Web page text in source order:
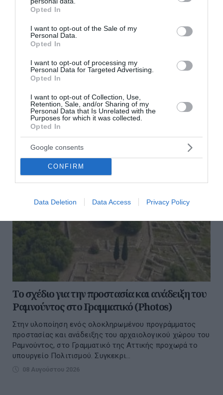
grant or deny consent to Google and its third-party tags to
use your data for below specified purposes in below Google
consent section.
Opted In
I want to opt-out of the Sale of my
Personal Data.
Opted In
I want to opt-out of processing my
Personal Data for Targeted Advertising.
Opted In
I want to opt-out of Collection, Use,
Retention, Sale, and/or Sharing of my
Personal Data that Is Unrelated with the
Purposes for which it was collected.
Opted In
Google consents
CONFIRM
Data Deletion Data Access Privacy Policy
Ο Μητσιάς απήγγειλε τον «Γιάννη τον φονιά» -
Ο γιος του Χατζιδάκι του απαγόρευσε να
Ένταση στη συναυλία στο Δίον, όταν ανακοινώθηκε ότι
δεν δόθηκε άδεια για την εκτέλεση τραγουδιών του
Μάνου Χατζιδάκι. Το κοινό αντέδρασε με αποδοκιμασίες,
ενώ ο Μανώλης Μητσιάς απή...
28 Ιουλίου 2026
Το σχέδιο για την προστασία και ανάδειξη του
Ραμνούντος στο Γραμματικό (Photos)
Στην υλοποίηση ενός ολοκληρωμένου προγράμματος
προστασίας και ανάδειξης του αρχαιολογικού χώρου του
Ραμνούντος, στο Γραμματικό της Αττικής προχωρά το
υπουργείο Πολιτισμού. Συγκεκρι...
08 Αυγούστου 2026